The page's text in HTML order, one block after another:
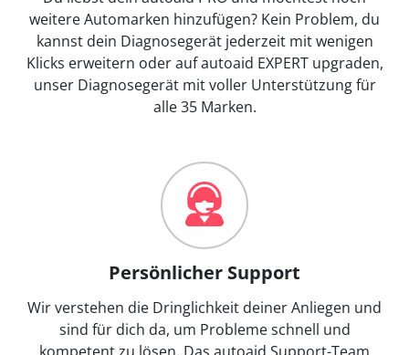
weitere Automarken hinzufügen? Kein Problem, du
kannst dein Diagnosegerät jederzeit mit wenigen
Klicks erweitern oder auf autoaid EXPERT upgraden,
unser Diagnosegerät mit voller Unterstützung für
alle 35 Marken.
Persönlicher Support
Wir verstehen die Dringlichkeit deiner Anliegen und
sind für dich da, um Probleme schnell und